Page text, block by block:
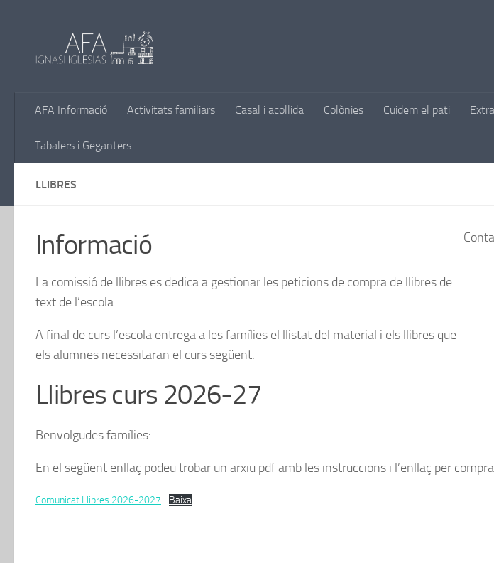
AFA Informació Activitats familiars Casal i acollida Colònies Cuidem el pati
Tabalers i Geganters
LLIBRES
Informació
La comissió de llibres es dedica a gestionar les peticions de compra de llibres de
text de l’escola.
A final de curs l’escola entrega a les famílies el llistat del material i els llibres que
els alumnes necessitaran el curs següent.
Llibres curs 2026-27
Benvolgudes famílies:
En el següent enllaç podeu trobar un arxiu pdf amb les instruccions i l’enllaç per
Comunicat Llibres 2026-2027 Baixa